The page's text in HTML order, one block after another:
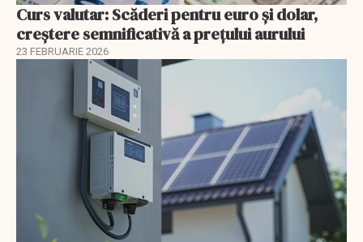
Curs valutar: Scăderi pentru euro și dolar,
creștere semnificativă a prețului aurului
23 FEBRUARIE 2026